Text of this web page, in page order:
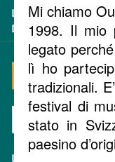
Mi chiamo
1998. Il mio
legato
lì ho
tradizionali.
festival di
stato in
paesino